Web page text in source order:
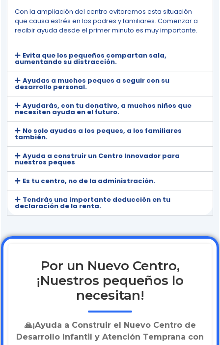
Con la ampliación del centro evitaremos esta situación
que causa estrés en los padres y familiares. Comenzar a
recibir ayuda desde el primer minuto es muy importante.
Evita que los pequeños compartan sala,
aumentando su distracción.
Ayudas a muchos peques a seguir con su
desarrollo personal.
Ayudarás, con tu donativo, a muchos niños que
necesiten ayuda en el futuro.
No solo ayudas a los peques, a los familiares
también.
Ayuda a construir un Centro Innovador para
nuestros peques
Es tu centro, no de la administración.
Tendrás una importante deducción en tu
declaración de la renta.